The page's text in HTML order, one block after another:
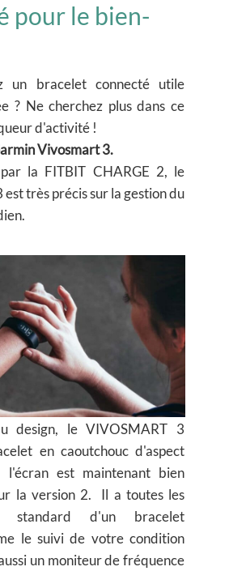
pour le bien-
un bracelet connecté utile
? Ne cherchez plus dans ce
d'activité !
Vivosmart 3.
la FITBIT CHARGE 2, le
très précis sur la gestion du
design, le VIVOSMART 3
en caoutchouc d'aspect
est maintenant bien
la version 2. Il a toutes les
standard d'un bracelet
le suivi de votre condition
un moniteur de fréquence